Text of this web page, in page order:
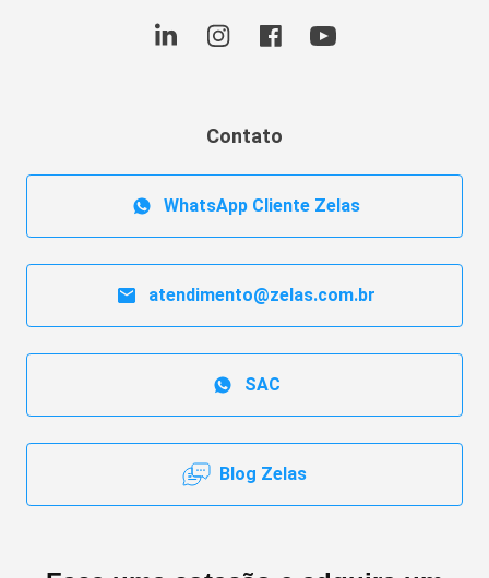
Contato
WhatsApp Cliente Zelas
atendimento@zelas.com.br
SAC
Blog Zelas